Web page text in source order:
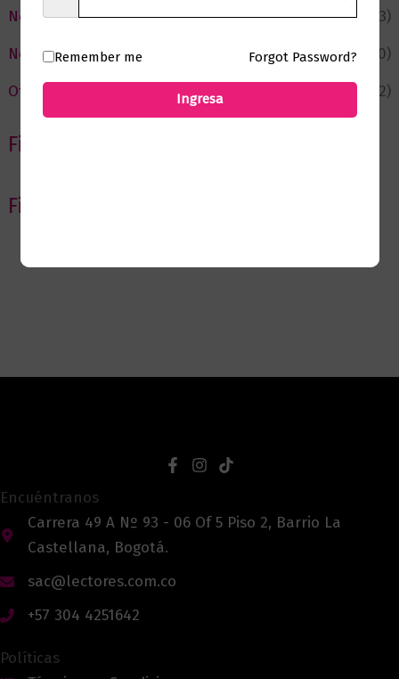
Negocios
(43)
Novedades
(110)
Ofertas
(12)
Filtrar por Autor
Filtrar por editorial
Encuéntranos
Carrera 49 A Nº 93 - 06 Of 5 Piso 2, Barrio La
Castellana, Bogotá.
sac@lectores.com.co
+57 304 4251642
Políticas
Remember me Forgot Password?
Ingresa